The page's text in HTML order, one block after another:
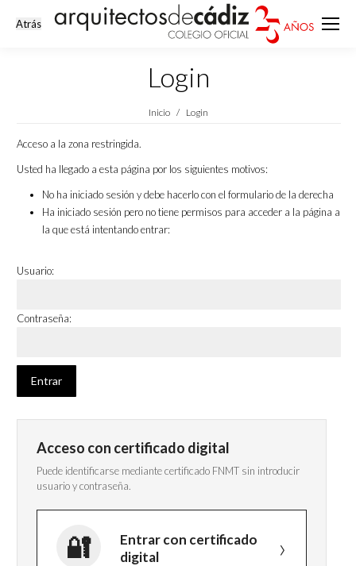
Login
Estás aquí:
Inicio Login
Acceso a la zona restringida.
Usted ha llegado a esta página por los siguientes motivos:
No ha iniciado sesión y debe hacerlo con el formulario de la derecha
Ha iniciado sesión pero no tiene permisos para acceder a la página a
la que está intentando entrar:
Usuario:
Contraseña:
Acceso con certificado digital
Puede identificarse mediante certificado FNMT sin introducir
usuario y contraseña.
Entrar con certificado
digital